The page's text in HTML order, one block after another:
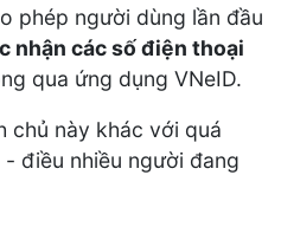
phép người dùng lần đầu
nhận các số điện thoại
qua ứng dụng VNeID.
chủ này khác với quá
- điều nhiều người đang